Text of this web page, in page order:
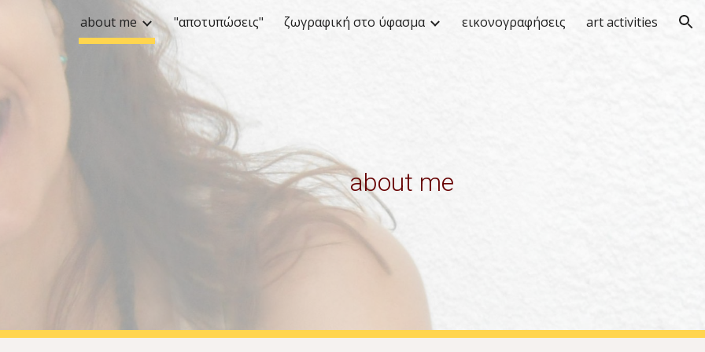
to main content Skip to navigation
about me "αποτυπώσεις" ζωγραφική στο ύφασμα εικονογραφήσεις art activities
about me